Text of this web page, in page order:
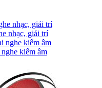
nhạc, giải trí
kiểm âm